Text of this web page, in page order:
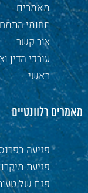
מאמרים
תחומי
צור קשר
עורכי הדין
ראשי
מאמרים רלוונטיים
פגיעה
פגיעת
פגם של